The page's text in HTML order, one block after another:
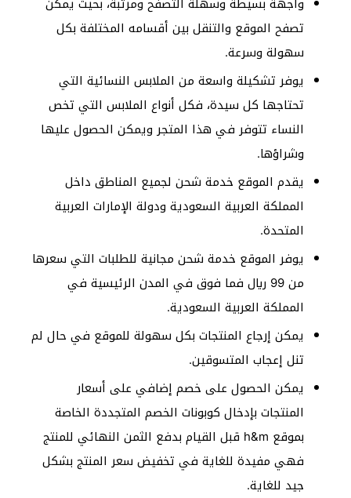
تصفح الموقع والتنقل بين أقسامه المختلفة بكل
سهولة وسرعة.
يوفر تشكيلة واسعة من الملابس النسائية التي
تحتاجها كل سيدة، فكل أنواع الملابس التي تخص
النساء تتوفر في هذا المتجر ويمكن الحصول عليها
وشراؤها.
يقدم الموقع خدمة شحن لجميع المناطق داخل
المملكة العربية السعودية ودولة الإمارات العربية
المتحدة.
يوفر الموقع خدمة شحن مجانية للطلبات التي سعرها
من 99 ريال فما فوق في المدن الرئيسية في
المملكة العربية السعودية.
يمكن إرجاع المنتجات بكل سهولة للموقع في حال لم
تنل إعجاب المتسوقين.
يمكن الحصول على خصم إضافي على أسعار
المنتجات بإدخال كوبونات الخصم المتجددة الخاصة
بموقع h&m قبل القيام بدفع الثمن النهائي للمنتج
فهي مفيدة للغاية في تخفيض سعر المنتج بشكل
جيد للغاية.